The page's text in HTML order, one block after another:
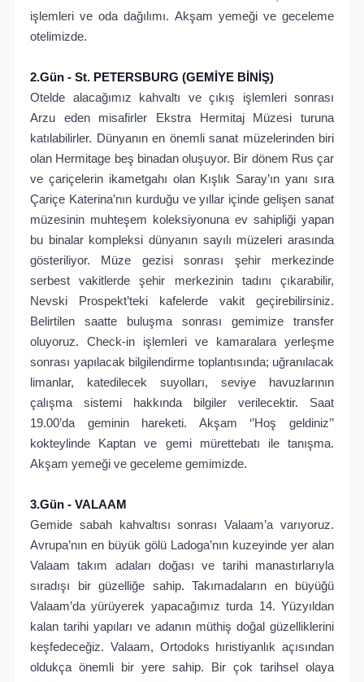
işlemleri ve oda dağılımı. Akşam yemeği ve geceleme
otelimizde.
2.Gün - St. PETERSBURG (GEMİYE BİNİŞ)
Otelde alacağımız kahvaltı ve çıkış işlemleri sonrası
Arzu eden misafirler Ekstra Hermitaj Müzesi turuna
katılabilirler. Dünyanın en önemli sanat müzelerinden biri
olan Hermitage beş binadan oluşuyor. Bir dönem Rus çar
ve çariçelerin ikametgahı olan Kışlık Saray’ın yanı sıra
Çariçe Katerina’nın kurduğu ve yıllar içinde gelişen sanat
müzesinin muhteşem koleksiyonuna ev sahipliği yapan
bu binalar kompleksi dünyanın sayılı müzeleri arasında
gösteriliyor. Müze gezisi sonrası şehir merkezinde
serbest vakitlerde şehir merkezinin tadını çıkarabilir,
Nevski Prospekt’teki kafelerde vakit geçirebilirsiniz.
Belirtilen saatte buluşma sonrası gemimize transfer
oluyoruz. Check-in işlemleri ve kamaralara yerleşme
sonrası yapılacak bilgilendirme toplantısında; uğranılacak
limanlar, katedilecek suyolları, seviye havuzlarının
çalışma sistemi hakkında bilgiler verilecektir. Saat
19.00’da geminin hareketi. Akşam ‘’Hoş geldiniz’’
kokteylinde Kaptan ve gemi mürettebatı ile tanışma.
Akşam yemeği ve geceleme gemimizde.
3.Gün - VALAAM
Gemide sabah kahvaltısı sonrası Valaam’a varıyoruz.
Avrupa’nın en büyük gölü Ladoga’nın kuzeyinde yer alan
Valaam takım adaları doğası ve tarihi manastırlarıyla
sıradışı bir güzelliğe sahip. Takımadaların en büyüğü
Valaam’da yürüyerek yapacağımız turda 14. Yüzyıldan
kalan tarihi yapıları ve adanın müthiş doğal güzelliklerini
keşfedeceğiz. Valaam, Ortodoks hıristiyanlık açısından
oldukça önemli bir yere sahip. Bir çok tarihsel olaya